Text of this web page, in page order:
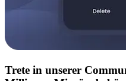
Trete in unserer